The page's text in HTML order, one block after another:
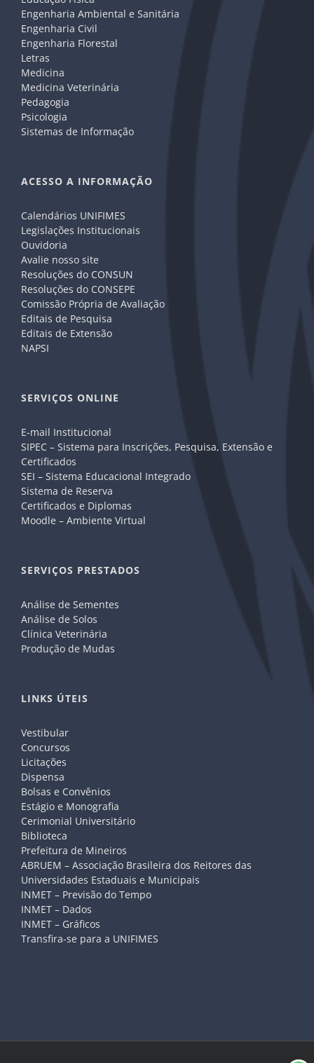
Engenharia Ambiental e Sanitária
Engenharia Civil
Engenharia Florestal
Letras
Medicina
Medicina Veterinária
Pedagogia
Psicologia
Sistemas de Informação
ACESSO A INFORMAÇÃO
Calendários UNIFIMES
Legislações Institucionais
Ouvidoria
Avalie nosso site
Resoluções do CONSUN
Resoluções do CONSEPE
Comissão Própria de Avaliação
Editais de Pesquisa
Editais de Extensão
NAPSI
SERVIÇOS ONLINE
E-mail Institucional
SIPEC – Sistema para Inscrições, Pesquisa, Extensão e
Certificados
SEI – Sistema Educacional Integrado
Sistema de Reserva
Certificados e Diplomas
Moodle – Ambiente Virtual
SERVIÇOS PRESTADOS
Análise de Sementes
Análise de Solos
Clínica Veterinária
Produção de Mudas
LINKS ÚTEIS
Vestibular
Concursos
Licitações
Dispensa
Bolsas e Convênios
Estágio e Monografia
Cerimonial Universitário
Biblioteca
Prefeitura de Mineiros
ABRUEM – Associação Brasileira dos Reitores das
Universidades Estaduais e Municipais
INMET – Previsão do Tempo
INMET – Dados
INMET – Gráficos
Transfira-se para a UNIFIMES